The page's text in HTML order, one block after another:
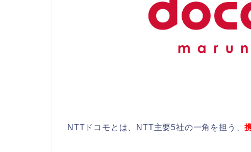
NTTドコモとは、NTT主要5社の一角を担う、